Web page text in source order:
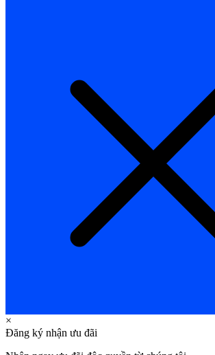
×
Đăng ký nhận ưu đãi